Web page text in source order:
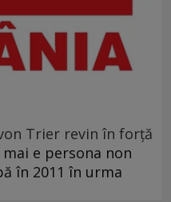
Trier revin în forţă
e persona non
în 2011 în urma